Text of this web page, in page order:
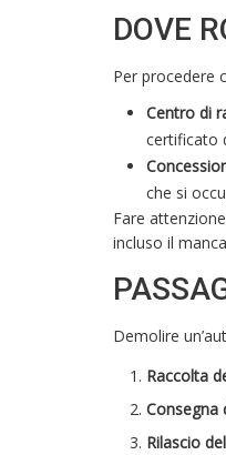
DOVE
Per procedere
Centro di
certificato
che si
Fare
incluso il
Demolire
Raccolta
Consegna
Rilascio